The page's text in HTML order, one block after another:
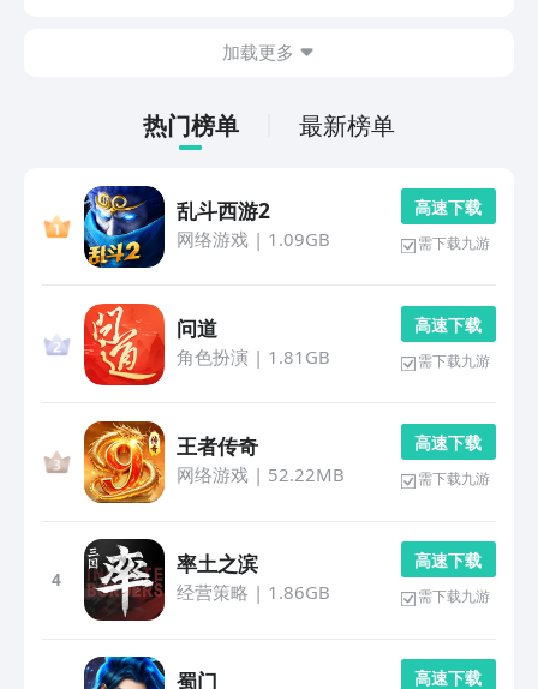
加载更多
热门榜单 最新榜单
乱斗西游2
网络游戏| 1.09GB
高 速 下 载
需下载九游
问道
角色扮演 | 1.81GB
高 速 下 载
需下载九游
王者传奇
网络游戏| 52.22MB
高 速 下 载
需下载九游
4
率土之滨
经营策略 | 1.86GB
高 速 下 载
需下载九游
蜀门 高 速 下 载